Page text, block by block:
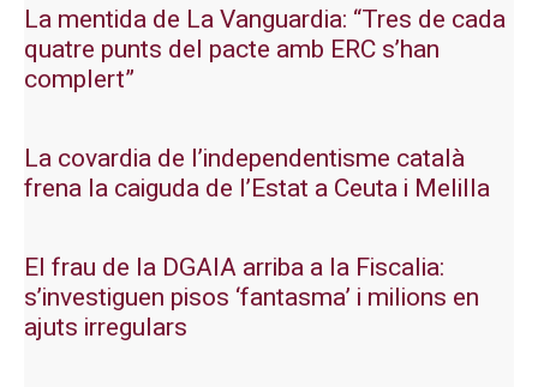
La mentida de La Vanguardia: “Tres de cada
quatre punts del pacte amb ERC s’han
complert”
La covardia de l’independentisme català
frena la caiguda de l’Estat a Ceuta i Melilla
El frau de la DGAIA arriba a la Fiscalia:
s’investiguen pisos ‘fantasma’ i milions en
ajuts irregulars